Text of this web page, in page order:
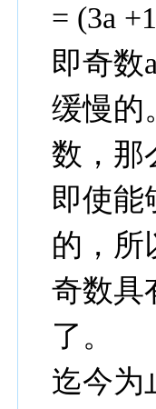
= (3a
即奇数
缓慢的
数，那
即使能
的，所
奇数具
了。
迄今为